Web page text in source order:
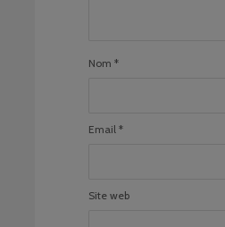
Nom *
Email *
Site web